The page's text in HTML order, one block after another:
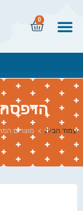
0
עמוד הבית > מוצרים